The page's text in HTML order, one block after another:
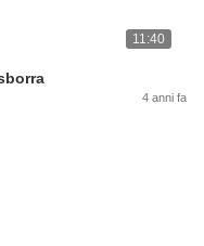
11:40
4 anni fa